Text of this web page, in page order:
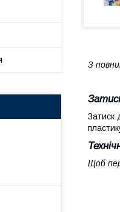
З
Затиск
Щоб